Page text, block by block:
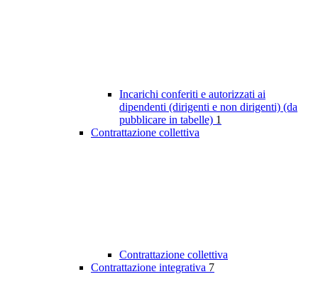
Incarichi conferiti e autorizzati ai
dipendenti (dirigenti e non dirigenti) (da
pubblicare in tabelle) 1
Contrattazione collettiva
Contrattazione collettiva
Contrattazione integrativa 7